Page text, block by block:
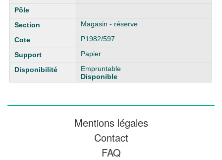
Magasin - réserve
P1982/597
Papier
Empruntable
Disponible
Mentions légales
Contact
FAQ